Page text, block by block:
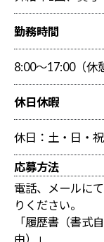
勤務時間
8:00～17:00（休
休日休暇
休日：土・日・
応募方法
電話、メールに
りください。
「履歴書（書式
由）」